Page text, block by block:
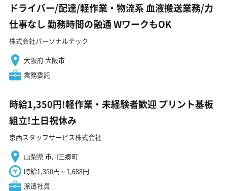
ドライバー/配達/軽作業・物流系 血液搬送業務/力
仕事なし 勤務時間の融通 WワークもOK
株式会社パーソナルテック
大阪府 大阪市
業務委託
時給1,350円!軽作業・未経験者歓迎 プリント基板
組立!土日祝休み
京西スタッフサービス株式会社
山梨県 市川三郷町
時給1,350円～1,688円
派遣社員